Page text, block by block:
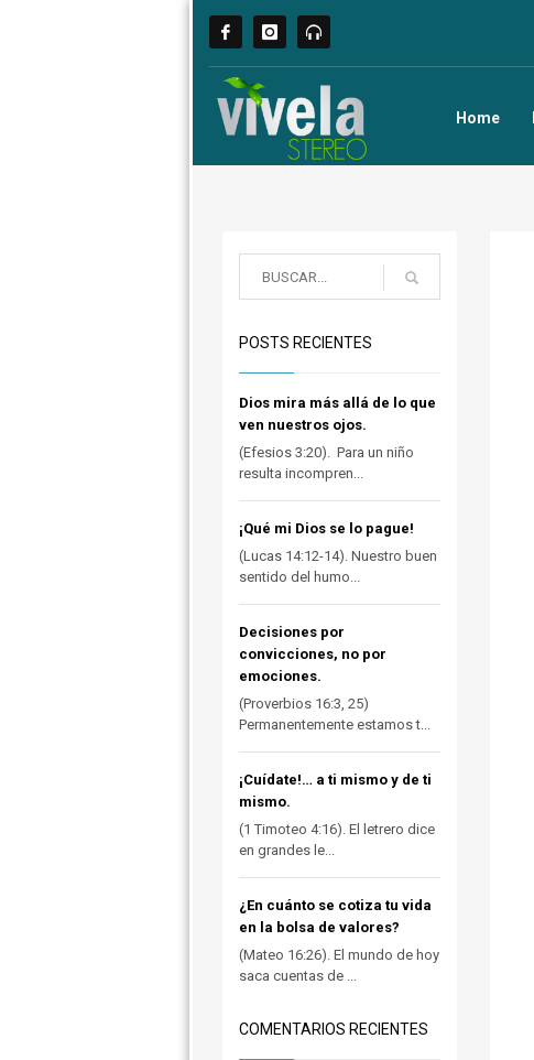
Home
POSTS RECIENTES
Dios mira más allá de lo que
ven nuestros ojos.
(Efesios 3:20). Para un niño
resulta incompren...
¡Qué mi Dios se lo pague!
(Lucas 14:12-14). Nuestro buen
sentido del humo...
Decisiones por
convicciones, no por
emociones.
(Proverbios 16:3, 25)
Permanentemente estamos t...
¡Cuídate!… a ti mismo y de ti
mismo.
(1 Timoteo 4:16). El letrero dice
en grandes le...
¿En cuánto se cotiza tu vida
en la bolsa de valores?
(Mateo 16:26). El mundo de hoy
saca cuentas de ...
COMENTARIOS RECIENTES